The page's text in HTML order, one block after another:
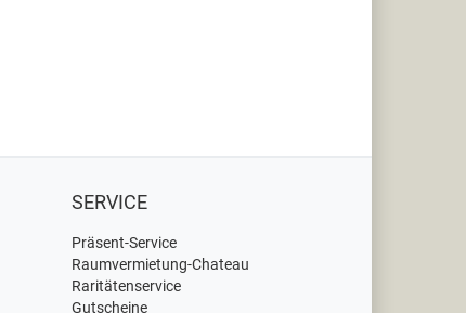
SERVICE
Präsent-Service
Raumvermietung-Chateau
Raritätenservice
Gutscheine